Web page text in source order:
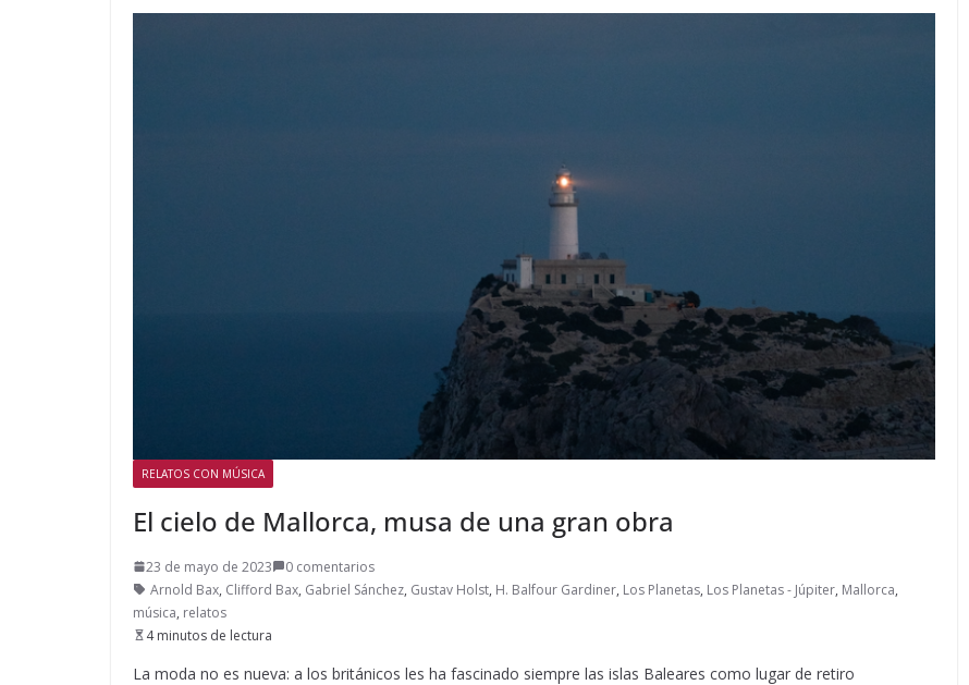
RELATOS CON MÚSICA
El cielo de Mallorca, musa de una gran obra
23 de mayo de 2023
0 comentarios
Arnold Bax, Clifford Bax, Gabriel Sánchez, Gustav Holst, H. Balfour Gardiner, Los Planetas, Los Planetas - Júpiter, Mallorca,
música, relatos
4 minutos de lectura
La moda no es nueva: a los británicos les ha fascinado siempre las islas Baleares como lugar de retiro